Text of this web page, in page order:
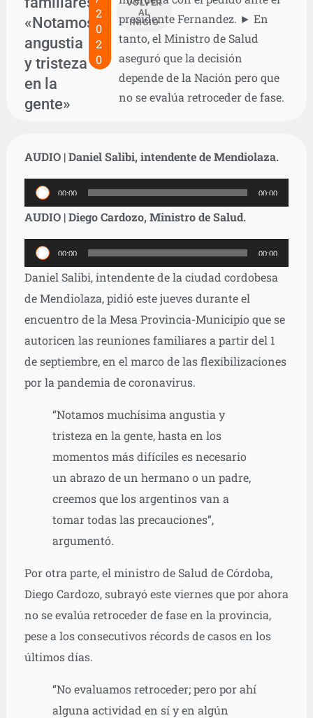
«Notamos
angustia
y tristeza
en la
gente»
2
0
2
0
VOLVER
AL
INICIO
presidente Fernandez. ► En
tanto, el Ministro de Salud
aseguró que la decisión
depende de la Nación pero que
no se evalúa retroceder de fase.
AUDIO | Daniel Salibi, intendente de Mendiolaza.
Reproductor
de
00:00 00:00
AUDIO | Diego Cardozo, Ministro de Salud.
Reproductor
de
audio
00:00 00:00
Daniel Salibi, intendente de la ciudad cordobesa
de Mendiolaza, pidió este jueves durante el
encuentro de la Mesa Provincia-Municipio que se
autoricen las reuniones familiares a partir del 1
de septiembre, en el marco de las flexibilizaciones
por la pandemia de coronavirus.
“Notamos muchísima angustia y
tristeza en la gente, hasta en los
momentos más difíciles es necesario
un abrazo de un hermano o un padre,
creemos que los argentinos van a
tomar todas las precauciones”,
argumentó.
Por otra parte, el ministro de Salud de Córdoba,
Diego Cardozo, subrayó este viernes que por ahora
no se evalúa retroceder de fase en la provincia,
pese a los consecutivos récords de casos en los
últimos días.
“No evaluamos retroceder; pero por ahí
alguna actividad en sí y en algún